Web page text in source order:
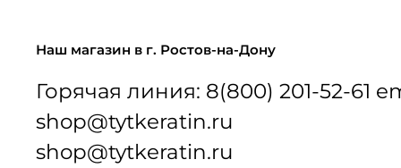
Наш магазин в г. Ростов-на-Дону
Горячая линия: 8(800) 201-52-61
shop@tytkeratin.ru
shop@tytkeratin.ru